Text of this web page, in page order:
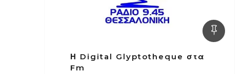
Η Digital Glyptotheque στα
Fm